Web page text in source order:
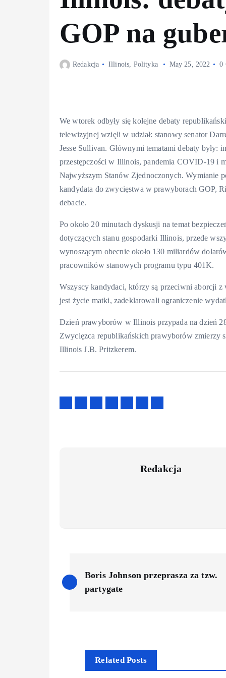
GOP na
Redakcja Illinois, Polityka May 25, 2022 0
We wtorek odbyły się kolejne debaty
telewizyjnej wzięli w udział: stanowy senator
Jesse Sullivan. Głównymi tematami debaty
przestępczości w Illinois, pandemia COVID-19 i
Najwyższym Stanów Zjednoczonych. Wymianie
kandydata do zwycięstwa w prawyborach GOP,
debacie.
Po około 20 minutach dyskusji na temat
dotyczących stanu gospodarki Illinois, przede
wynoszącym obecnie około 130 miliardów
pracowników stanowych programu typu 401K.
Wszyscy kandydaci, którzy są przeciwni aborcji
jest życie matki, zadeklarowali ograniczenie
Dzień prawyborów w Illinois przypada na dzień
Zwycięzca republikańskich prawyborów zmierzy
Illinois J.B. Pritzkerem.
Redakcja
o
Boris Johnson przeprasza za tzw.
partygate
Related Posts